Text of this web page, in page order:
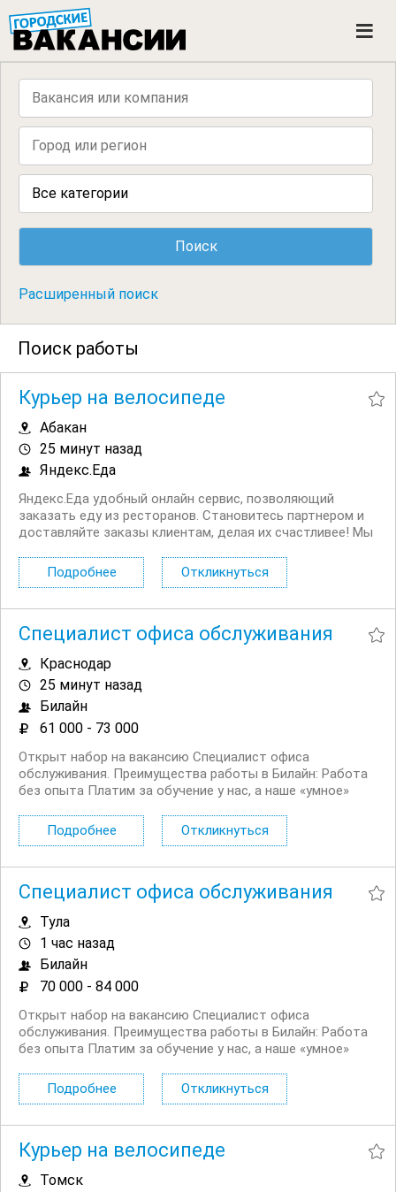
n
Все категории
Расширенный поиск
Поиск работы
Курьер на велосипеде
Абакан
25 минут назад
Яндекс.Еда
Яндекс.Еда удобный онлайн сервис, позволяющий
заказать еду из ресторанов. Становитесь партнером и
доставляйте заказы клиентам, делая их счастливее! Мы
сотрудничающей с сервисом Яндекс.Еда. Условия:
Первая выплата поступает через две недели,...
Подробнее Откликнуться
Специалист офиса обслуживания
Краснодар
25 минут назад
Билайн
61 000 - 73 000
Открыт набор на вакансию Специалист офиса
обслуживания. Преимущества работы в Билайн: Работа
без опыта Платим за обучение у нас, а наше «умное»
быстро отвечать на любые вопросы клиентов Рядом с
домом, подбираем офис рядом с...
Подробнее Откликнуться
Специалист офиса обслуживания
Тула
1 час назад
Билайн
70 000 - 84 000
Открыт набор на вакансию Специалист офиса
обслуживания. Преимущества работы в Билайн: Работа
без опыта Платим за обучение у нас, а наше «умное»
быстро отвечать на любые вопросы клиентов Рядом с
домом, подбираем офис рядом с...
Подробнее Откликнуться
Курьер на велосипеде
Томск